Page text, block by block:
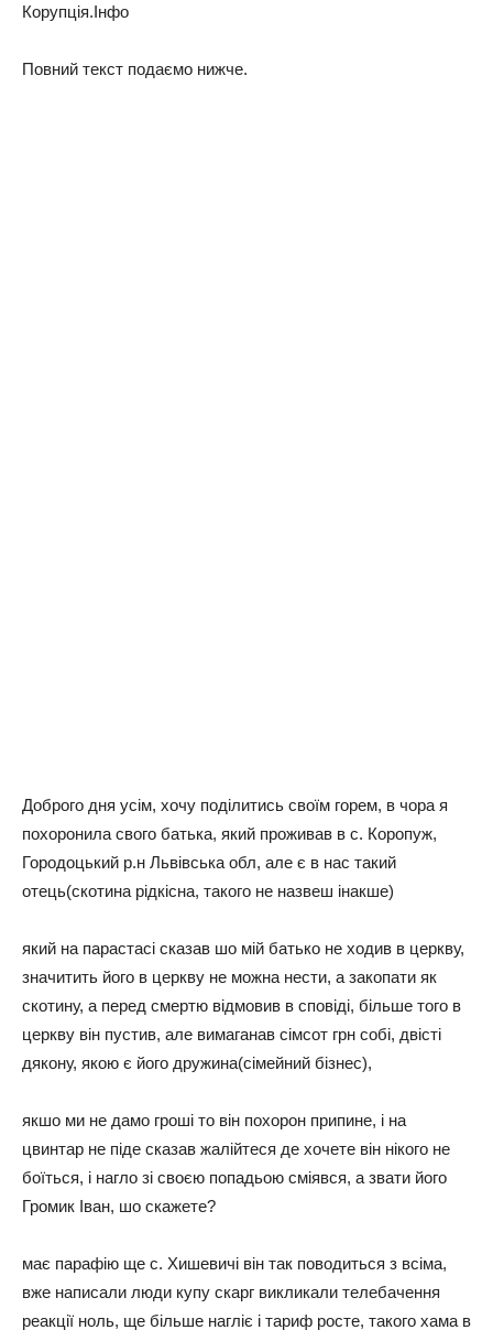
Корупція.Інфо
Повний текст подаємо нижче.
Доброго дня усім, хочу поділитись своїм горем, в чора я
похоронила свого батька, який проживав в с. Коропуж,
Городоцький р.н Львівська обл, але є в нас такий
отець(скотина рідкісна, такого не назвеш інакше)
який на парастасі сказав шо мій батько не ходив в церкву,
значитить його в церкву не можна нести, а закопати як
скотину, а перед смертю відмовив в сповіді, більше того в
церкву він пустив, але вимаганав сімсот грн собі, двісті
дякону, якою є його дружина(сімейний бізнес),
якшо ми не дамо гроші то він похорон припине, і на
цвинтар не піде сказав жалійтеся де хочете він нікого не
боїться, і нагло зі своєю попадьою сміявся, а звати його
Громик Іван, шо скажете?
має парафію ще с. Хишевичі він так поводиться з всіма,
вже написали люди купу скарг викликали телебачення
реакції ноль, ще більше нагліє і тариф росте, такого хама в